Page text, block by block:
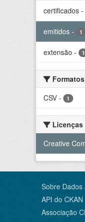
certificados -
emitidos - 1
extensão - 1
Formatos
CSV - 1
Licenças
Creative
Sobre Dados
API do CKAN
Associação